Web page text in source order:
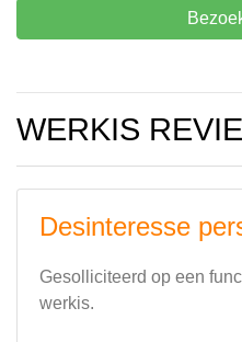
WERKIS
Desinteresse
Gesolliciteerd op een
werkis.